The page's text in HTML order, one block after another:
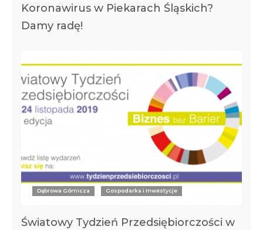
Koronawirus w Piekarach Śląskich?
Damy radę!
Dąbrowa Górnicza Gospodarka i Inwestycje
Światowy Tydzień Przedsiębiorczości w